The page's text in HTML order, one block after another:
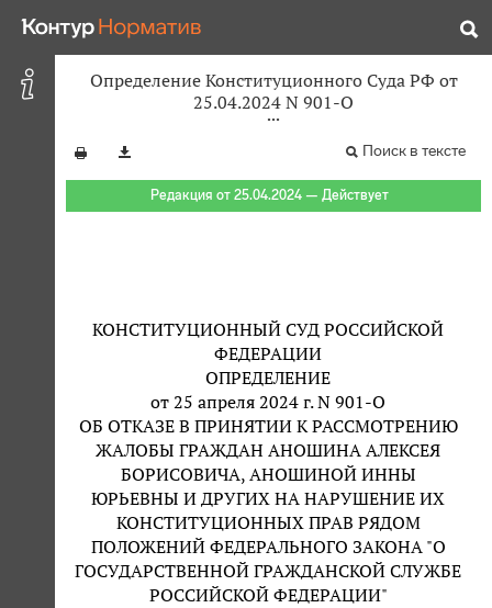
Определение Конституционного Суда РФ от
25.04.2024 N 901-О
Поиск в тексте
Редакция от 25.04.2024 — Действует
КОНСТИТУЦИОННЫЙ СУД РОССИЙСКОЙ
ФЕДЕРАЦИИ
ОПРЕДЕЛЕНИЕ
от 25 апреля 2024 г. N 901-О
ОБ ОТКАЗЕ В ПРИНЯТИИ К РАССМОТРЕНИЮ
ЖАЛОБЫ ГРАЖДАН АНОШИНА АЛЕКСЕЯ
БОРИСОВИЧА, АНОШИНОЙ ИННЫ
ЮРЬЕВНЫ И ДРУГИХ НА НАРУШЕНИЕ ИХ
КОНСТИТУЦИОННЫХ ПРАВ РЯДОМ
ПОЛОЖЕНИЙ ФЕДЕРАЛЬНОГО ЗАКОНА "О
ГОСУДАРСТВЕННОЙ ГРАЖДАНСКОЙ СЛУЖБЕ
РОССИЙСКОЙ ФЕДЕРАЦИИ"